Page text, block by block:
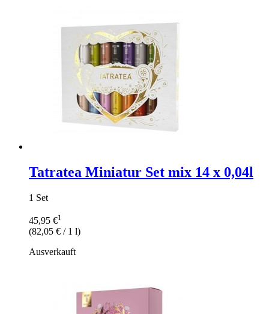
Tatratea Miniatur Set mix 14 x 0,04l
1 Set
45,95 €1
(82,05 € / 1 l)
Ausverkauft